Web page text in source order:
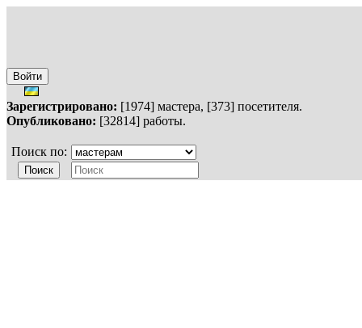
Войти
Зарегистрировано: [1974] мастера, [373] посетителя.
Опубликовано: [32814] работы.
Поиск по: